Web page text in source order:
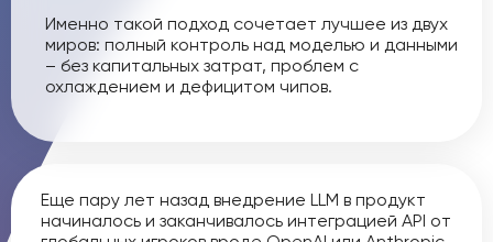
Именно такой подход сочетает лучшее из двух
миров: полный контроль над моделью и данными
– без капитальных затрат, проблем с
охлаждением и дефицитом чипов.
Еще пару лет назад внедрение LLM в продукт
начиналось и заканчивалось интеграцией API от